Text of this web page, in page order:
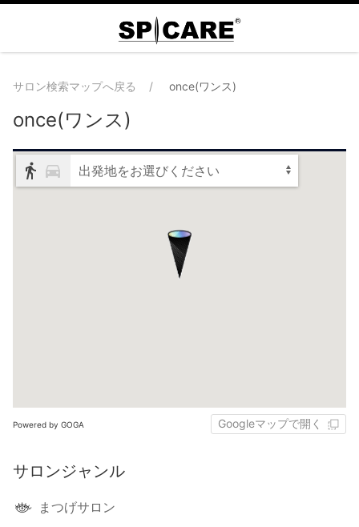
サロン検索マップへ戻る once(ワンス)
once(ワンス)
出発地をお選びください
Powered by GOGA Googleマップで開く
サロンジャンル
まつげサロン